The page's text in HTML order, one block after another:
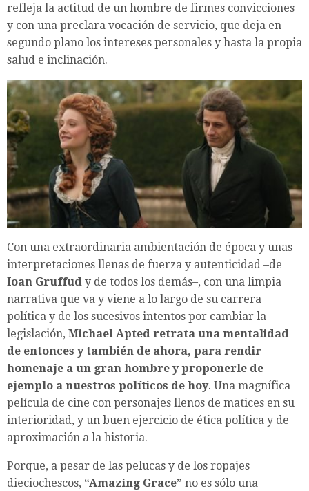
refleja la actitud de un hombre de firmes convicciones
y con una preclara vocación de servicio, que deja en
segundo plano los intereses personales y hasta la propia
salud e inclinación.
Con una extraordinaria ambientación de época y unas
interpretaciones llenas de fuerza y autenticidad –de
Ioan Gruffud y de todos los demás–, con una limpia
narrativa que va y viene a lo largo de su carrera
política y de los sucesivos intentos por cambiar la
legislación, Michael Apted retrata una mentalidad
de entonces y también de ahora, para rendir
homenaje a un gran hombre y proponerle de
ejemplo a nuestros políticos de hoy. Una magnífica
película de cine con personajes llenos de matices en su
interioridad, y un buen ejercicio de ética política y de
aproximación a la historia.
Porque, a pesar de las pelucas y de los ropajes
dieciochescos, “Amazing Grace” no es sólo una